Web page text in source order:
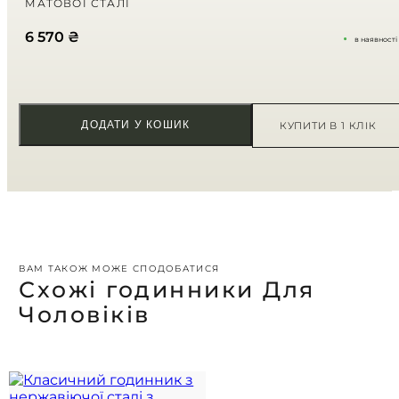
Ваш відгук
МАТОВОЇ СТАЛІ
6 570 ₴ в наявності
ДОДАТИ У КОШИК КУПИТИ В 1 КЛІК
ВАМ ТАКОЖ МОЖЕ СПОДОБАТИСЯ
Схожі годинники Для
Чоловіків